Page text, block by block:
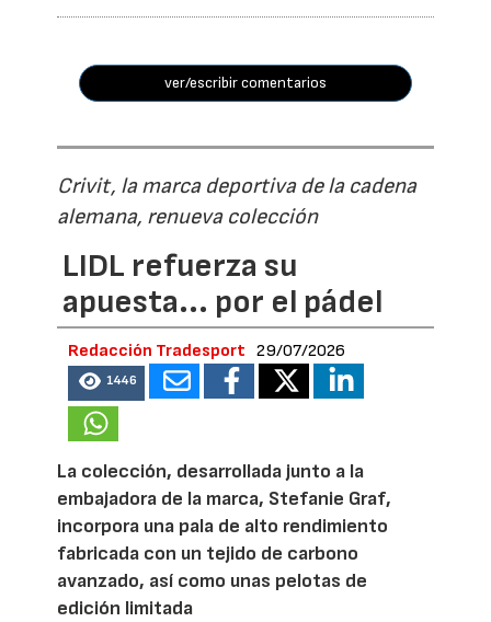
ver/escribir comentarios
Crivit, la marca deportiva de la cadena
alemana, renueva colección
LIDL refuerza su
apuesta... por el pádel
Redacción Tradesport 29/07/2026
1446
La colección, desarrollada junto a la
embajadora de la marca, Stefanie Graf,
incorpora una pala de alto rendimiento
fabricada con un tejido de carbono
avanzado, así como unas pelotas de
edición limitada